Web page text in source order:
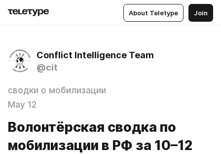
About Teletype Join
Conflict Intelligence Team
@cit
сводки о мобилизации
May 12
Волонтёрская сводка по
мобилизации в РФ за 10–12